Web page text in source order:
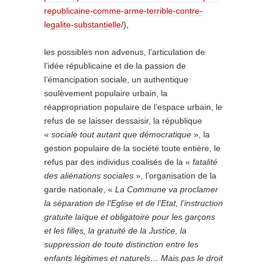
republicaine-comme-arme-terrible-contre-
legalite-substantielle/),
les possibles non advenus, l’articulation de
l’idée républicaine et de la passion de
l’émancipation sociale, un authentique
soulèvement populaire urbain, la
réappropriation populaire de l’espace urbain, le
refus de se laisser dessaisir, la république
« sociale tout autant que démocratique », la
gestion populaire de la société toute entière, le
refus par des individus coalisés de la « fatalité
des aliénations sociales », l’organisation de la
garde nationale, « La Commune va proclamer
la séparation de l’Eglise et de l’Etat, l’instruction
gratuite laïque et obligatoire pour les garçons
et les filles, la gratuité de la Justice, la
suppression de toute distinction entre les
enfants légitimes et naturels… Mais pas le droit